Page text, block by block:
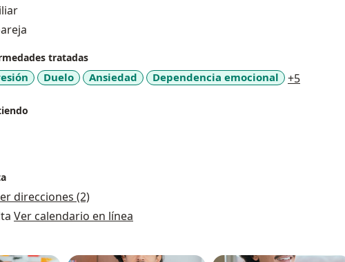
tratadas
Duelo Ansiedad Dependencia emocional +5
direcciones (2)
Ver calendario en línea